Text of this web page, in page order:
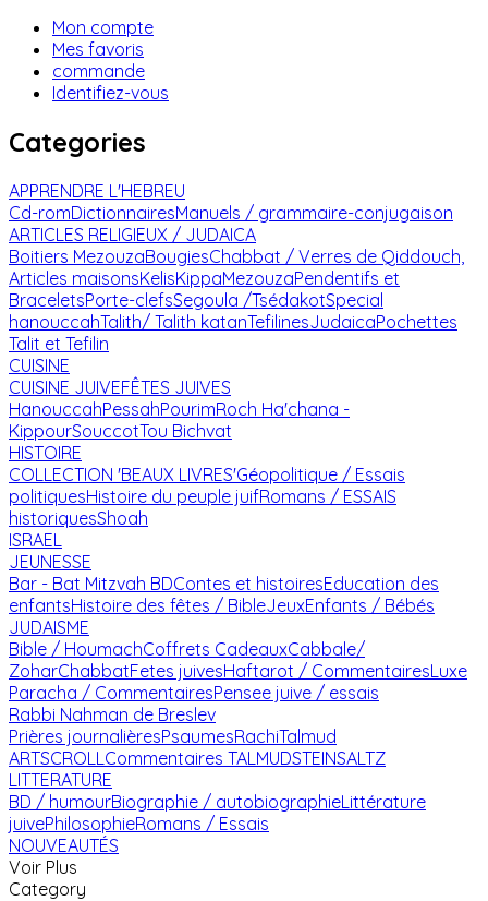
Mon compte
Mes favoris
commande
Identifiez-vous
Categories
APPRENDRE L'HEBREU
Cd-romDictionnairesManuels / grammaire-conjugaison
ARTICLES RELIGIEUX / JUDAICA
Boitiers MezouzaBougiesChabbat / Verres de Qiddouch,
Articles maisonsKelisKippaMezouzaPendentifs et
BraceletsPorte-clefsSegoula /TsédakotSpecial
hanouccahTalith/ Talith katanTefilinesJudaicaPochettes
Talit et Tefilin
CUISINE
CUISINE JUIVEFÊTES JUIVES
HanouccahPessahPourimRoch Ha'chana -
KippourSouccotTou Bichvat
HISTOIRE
COLLECTION 'BEAUX LIVRES'Géopolitique / Essais
politiquesHistoire du peuple juifRomans / ESSAIS
historiquesShoah
ISRAEL
JEUNESSE
Bar - Bat Mitzvah BDContes et histoiresEducation des
enfantsHistoire des fêtes / BibleJeuxEnfants / Bébés
JUDAISME
Bible / HoumachCoffrets CadeauxCabbale/
ZoharChabbatFetes juivesHaftarot / CommentairesLuxe
Paracha / CommentairesPensee juive / essais
Rabbi Nahman de Breslev
Prières journalièresPsaumesRachiTalmud
ARTSCROLL Commentaires TALMUDSTEINSALTZ
LITTERATURE
BD / humourBiographie / autobiographieLittérature
juivePhilosophieRomans / Essais
NOUVEAUTÉS
Voir Plus
Category